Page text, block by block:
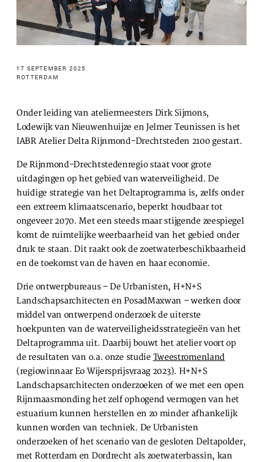
17 SEPTEMBER 2025
ROTTERDAM
Onder leiding van ateliermeesters Dirk Sijmons,
Lodewijk van Nieuwenhuijze en Jelmer Teunissen is het
IABR Atelier Delta Rijnmond-Drechtsteden 2100 gestart.
De Rijnmond-Drechtstedenregio staat voor grote
uitdagingen op het gebied van waterveiligheid. De
huidige strategie van het Deltaprogramma is, zelfs onder
een extreem klimaatscenario, beperkt houdbaar tot
ongeveer 2070. Met een steeds maar stijgende zeespiegel
komt de ruimtelijke weerbaarheid van het gebied onder
druk te staan. Dit raakt ook de zoetwaterbeschikbaarheid
en de toekomst van de haven en haar economie.
Drie ontwerpbureaus – De Urbanisten, H+N+S
Landschapsarchitecten en PosadMaxwan – werken door
middel van ontwerpend onderzoek de uiterste
hoekpunten van de waterveiligheidsstrategieën van het
Deltaprogramma uit. Daarbij bouwt het atelier voort op
de resultaten van o.a. onze studie Tweestromenland
(regiowinnaar Eo Wijersprijsvraag 2023). H+N+S
Landschapsarchitecten onderzoeken of we met een open
Rijnmaasmonding het zelf ophogend vermogen van het
estuarium kunnen herstellen en zo minder afhankelijk
kunnen worden van techniek. De Urbanisten
onderzoeken of het scenario van de gesloten Deltapolder,
met Rotterdam en Dordrecht als zoetwaterbassin, kan
Advertentie cookies
Dit stelt ons in staat om u relevante advertenties te
Facebook en Instagram. We kunnen deze gegevens
verwerken. Dit is om advertentieprestaties te meten
en advertentiefacturering in te schakelen.
HET UITSCHAKELEN VAN BEPAALDE COOKIES KAN ERTOE
LEIDEN DAT GERELATEERDE FUNCTIONALITEIT NIET
MEER CORRECT WERKT. U KUNT UW VOORKEUREN OP ELK
MOMENT WIJZIGEN.
ACCEPTEER ALLE COOKIES
SLA VOORKEUREN OP